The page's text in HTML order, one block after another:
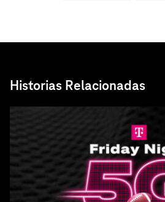
Historias Relacionadas